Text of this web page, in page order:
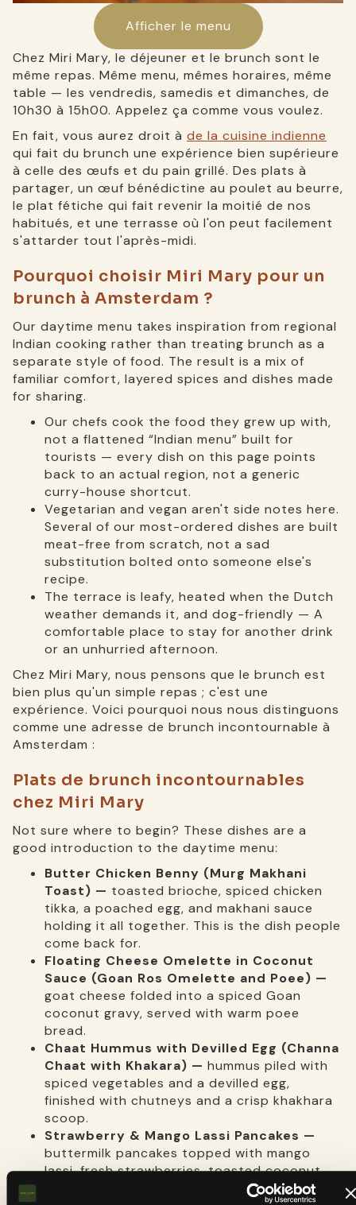
Afficher le menu
Chez Miri Mary, le déjeuner et le brunch sont le
même repas. Même menu, mêmes horaires, même
table — les vendredis, samedis et dimanches, de
10h30 à 15h00. Appelez ça comme vous voulez.
En fait, vous aurez droit à de la cuisine indienne
qui fait du brunch une expérience bien supérieure
à celle des œufs et du pain grillé. Des plats à
partager, un œuf bénédictine au poulet au beurre,
le plat fétiche qui fait revenir la moitié de nos
habitués, et une terrasse où l'on peut facilement
s'attarder tout l'après-midi.
Pourquoi choisir Miri Mary pour un
brunch à Amsterdam ?
Our daytime menu takes inspiration from regional
Indian cooking rather than treating brunch as a
separate style of food. The result is a mix of
familiar comfort, layered spices and dishes made
for sharing.
Our chefs cook the food they grew up with,
not a flattened “Indian menu” built for
tourists — every dish on this page points
back to an actual region, not a generic
curry-house shortcut.
Vegetarian and vegan aren't side notes here.
Several of our most-ordered dishes are built
meat-free from scratch, not a sad
substitution bolted onto someone else's
recipe.
The terrace is leafy, heated when the Dutch
weather demands it, and dog-friendly — A
comfortable place to stay for another drink
or an unhurried afternoon.
Chez Miri Mary, nous pensons que le brunch est
bien plus qu'un simple repas ; c'est une
expérience. Voici pourquoi nous nous distinguons
comme une adresse de brunch incontournable à
Amsterdam :
Plats de brunch incontournables
chez Miri Mary
Not sure where to begin? These dishes are a
good introduction to the daytime menu:
Butter Chicken Benny (Murg Makhani
Toast) — toasted brioche, spiced chicken
tikka, a poached egg, and makhani sauce
holding it all together. This is the dish people
come back for.
Floating Cheese Omelette in Coconut
Sauce (Goan Ros Omelette and Poee) —
goat cheese folded into a spiced Goan
coconut gravy, served with warm poee
bread.
Chaat Hummus with Devilled Egg (Channa
Chaat with Khakara) — hummus piled with
spiced vegetables and a devilled egg,
finished with chutneys and a crisp khakhara
scoop.
Strawberry & Mango Lassi Pancakes —
buttermilk pancakes topped with mango
lassi, fresh strawberries, toasted coconut,